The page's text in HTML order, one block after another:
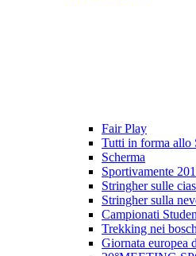
Fair Play
Tutti in forma allo
Scherma
Sportivamente
Stringher sulle
Stringher sulla
Campionati
Trekking nei
Giornata europea